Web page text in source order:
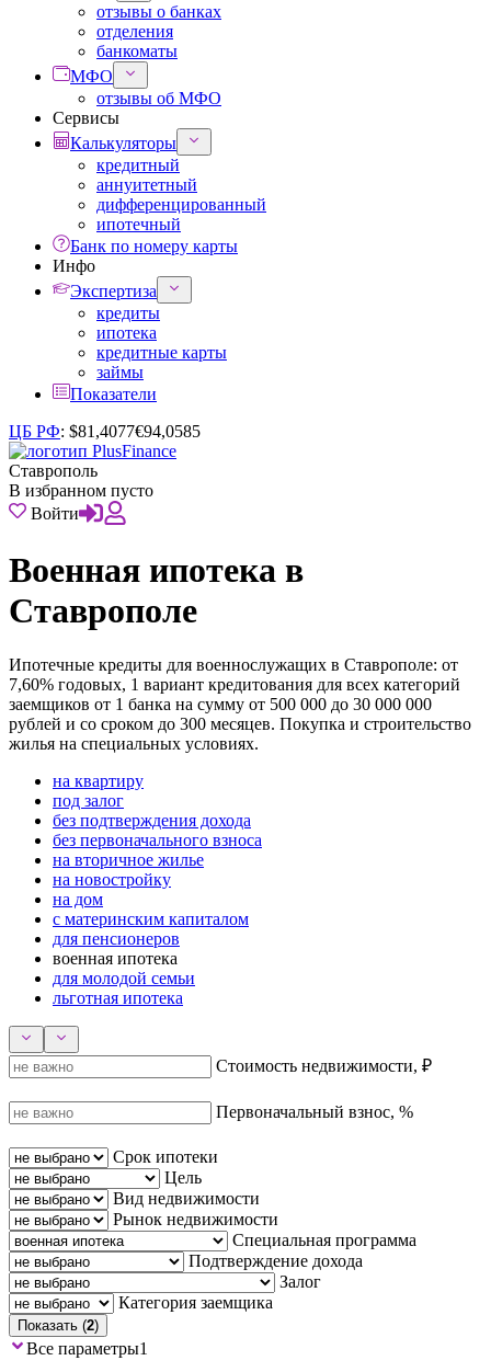
отзывы о банках
отделения
банкоматы
МФО
отзывы об МФО
Сервисы
Калькуляторы
кредитный
аннуитетный
дифференцированный
ипотечный
Банк по номеру карты
Инфо
Экспертиза
кредиты
ипотека
кредитные карты
займы
Показатели
ЦБ РФ: $81,4077€94,0585
Ставрополь
В избранном пусто
Войти
Военная ипотека в
Ставрополе
Ипотечные кредиты для военнослужащих в Ставрополе: от
7,60% годовых, 1 вариант кредитования для всех категорий
заемщиков от 1 банка на сумму от 500 000 до 30 000 000
рублей и со сроком до 300 месяцев. Покупка и строительство
жилья на специальных условиях.
на квартиру
под залог
без подтверждения дохода
без первоначального взноса
на вторичное жилье
на новостройку
на дом
с материнским капиталом
для пенсионеров
военная ипотека
для молодой семьи
льготная ипотека
Стоимость недвижимости, ₽
Первоначальный взнос, %
Срок ипотеки
Цель
Вид недвижимости
Рынок недвижимости
Специальная программа
Подтверждение дохода
Залог
Категория заемщика
Показать (2)
Все параметры1